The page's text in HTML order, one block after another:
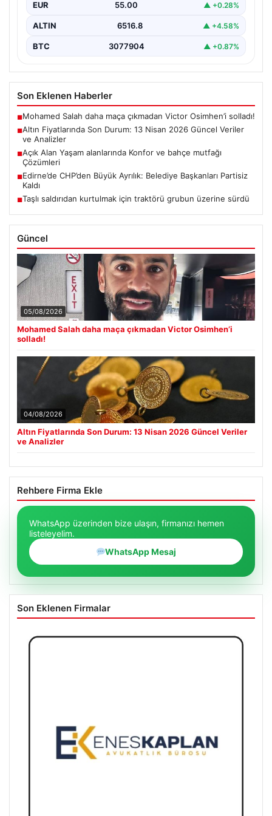
EUR 55.00 ▲ +0.28%
ALTIN 6516.8 ▲ +4.58%
BTC 3077904 ▲ +0.87%
Son Eklenen Haberler
■Mohamed Salah daha maça çıkmadan Victor Osimhen’i solladı!
■Altın Fiyatlarında Son Durum: 13 Nisan 2026 Güncel Veriler
ve Analizler
■Açık Alan Yaşam alanlarında Konfor ve bahçe mutfağı
Çözümleri
■Edirne’de CHP’den Büyük Ayrılık: Belediye Başkanları Partisiz
Kaldı
■Taşlı saldırıdan kurtulmak için traktörü grubun üzerine sürdü
Güncel
05/08/2026
Mohamed Salah daha maça çıkmadan Victor Osimhen’i
solladı!
04/08/2026
Altın Fiyatlarında Son Durum: 13 Nisan 2026 Güncel Veriler
ve Analizler
Rehbere Firma Ekle
WhatsApp üzerinden bize ulaşın, firmanızı hemen
listeleyelim.
WhatsApp Mesaj
Son Eklenen Firmalar